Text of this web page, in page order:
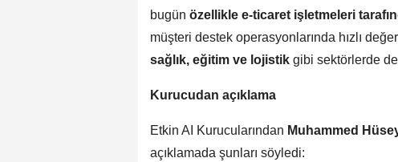
bugün özellikle e-ticaret işletmeleri
müşteri destek operasyonlarında hızlı
sağlık, eğitim ve lojistik gibi sektörlerde
Kurucudan açıklama
Etkin AI Kurucularından Muhammed
açıklamada şunları söyledi: